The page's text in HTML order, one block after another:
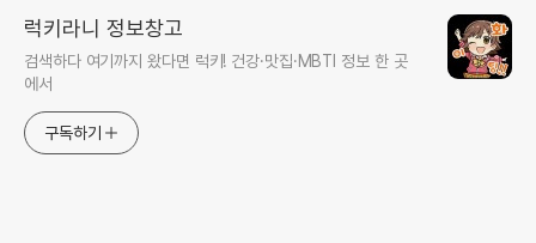
럭키라니 정보창고
검색하다 여기까지 왔다면 럭키! 건강·맛집·MBTI 정보 한 곳
에서
구독하기